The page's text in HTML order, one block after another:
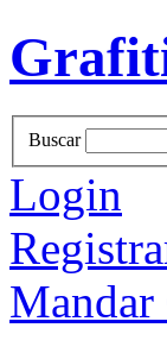
Buscar
Login